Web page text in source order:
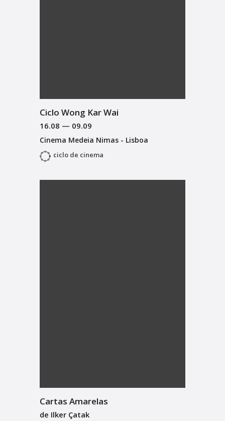
Ciclo Wong Kar Wai
16.08 — 09.09
Cinema Medeia Nimas - Lisboa
ciclo de cinema
Cartas Amarelas
de Ilker Çatak